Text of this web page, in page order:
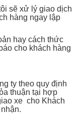
sẽ xử lý giao dịch
hàng ngay lập
hay cách thức
cho khách hàng
ty theo quy định
thuận tại hợp
xe cho Khách